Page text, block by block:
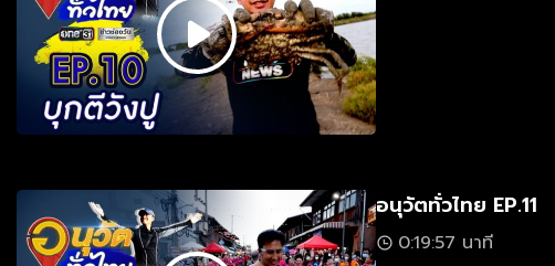
อนุวัตทั่วไทย EP.11
0:19:57 นาที